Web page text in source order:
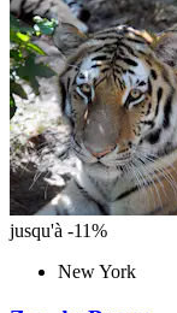
jusqu'à -11%
New York